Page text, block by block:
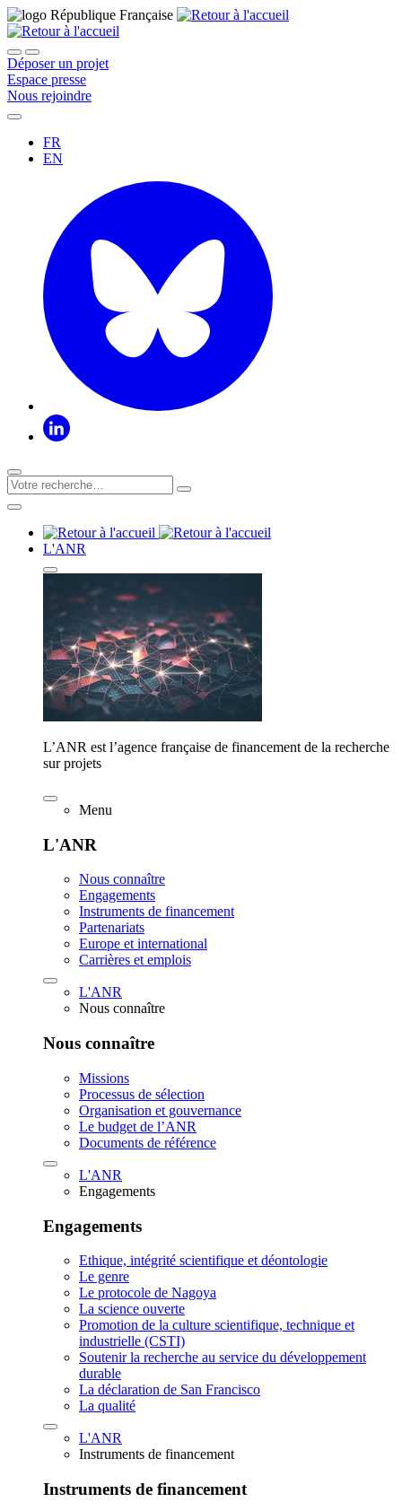
Déposer un projet
Espace presse
Nous rejoindre
FR
EN
L'ANR
L’ANR est l’agence française de financement de la recherche
sur projets
Menu
L'ANR
Nous connaître
Engagements
Instruments de financement
Partenariats
Europe et international
Carrières et emplois
L'ANR
Nous connaître
Nous connaître
Missions
Processus de sélection
Organisation et gouvernance
Le budget de l’ANR
Documents de référence
L'ANR
Engagements
Engagements
Ethique, intégrité scientifique et déontologie
Le genre
Le protocole de Nagoya
La science ouverte
Promotion de la culture scientifique, technique et
industrielle (CSTI)
Soutenir la recherche au service du développement
durable
La déclaration de San Francisco
La qualité
L'ANR
Instruments de financement
Instruments de financement